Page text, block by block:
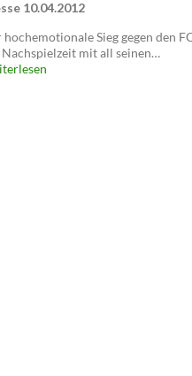
10.04.2012
hochemotionale Sieg gegen den
mit all seinen…